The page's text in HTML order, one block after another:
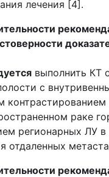
лечения [4].
выполнить КТ
с
контрастированием
раке
регионарных ЛУ в
отдаленных